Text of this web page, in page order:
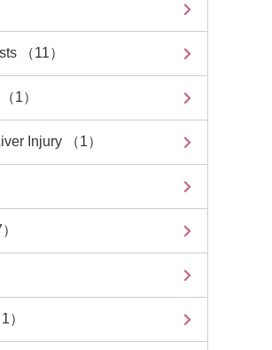
（11）
1）
Injury （1）
）